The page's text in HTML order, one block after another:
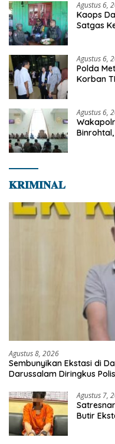
Agustus 6,
Kaops
Satgas
Agustus 6,
Polda
Korban
Agustus 6,
𝐊𝐑𝐈𝐌𝐈𝐍𝐀𝐋
Agustus 8, 2026
Sembunyikan Ekstasi di
Darussalam Diringkus
Agustus 7,
Butir